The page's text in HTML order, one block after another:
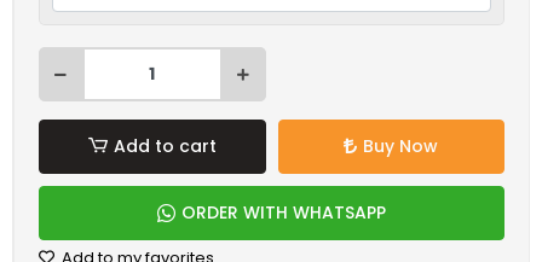
Add to cart Buy Now
ORDER WITH WHATSAPP
Add to my favorites